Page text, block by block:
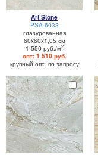
Art Stone
PSA 6033
глазурованная
60x60x1,05 см
1 550 руб./м2
опт: 1 510 руб.
крупный опт: по запросу